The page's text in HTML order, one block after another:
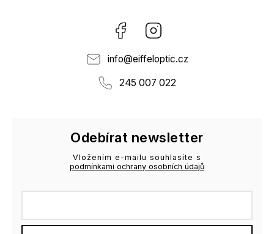
Facebook
info@eiffeloptic.cz
245 007 022
Odebírat newsletter
Vložením e-mailu souhlasíte s
podmínkami ochrany osobních údajů